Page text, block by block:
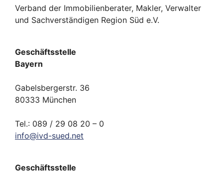
Verband der Immobilienberater, Makler, Verwalter
und Sachverständigen Region Süd e.V.
Geschäftsstelle
Bayern
Gabelsbergerstr. 36
80333 München
Tel.: 089 / 29 08 20 – 0
info@ivd-sued.net
Geschäftsstelle